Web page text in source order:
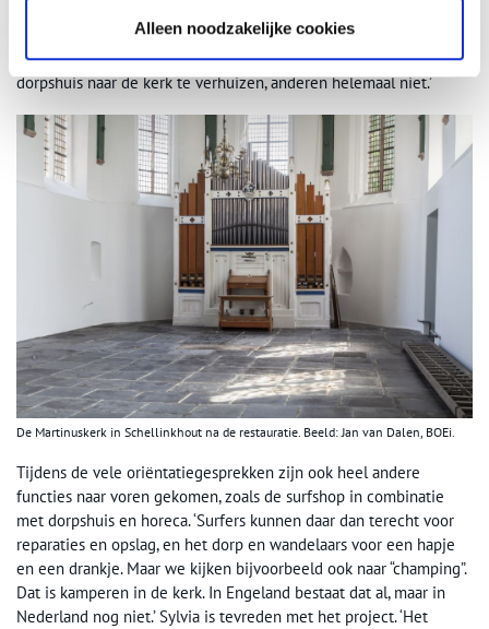
Alleen noodzakelijke cookies
je wilt het iedereen naar de zin maken en niet iedereen wil
hetzelfde. Sommige mensen zien het wel zitten om het
dorpshuis naar de kerk te verhuizen, anderen helemaal niet.’
De Martinuskerk in Schellinkhout na de restauratie. Beeld: Jan van Dalen, BOEi.
Tijdens de vele oriëntatiegesprekken zijn ook heel andere
functies naar voren gekomen, zoals de surfshop in combinatie
met dorpshuis en horeca. ‘Surfers kunnen daar dan terecht voor
reparaties en opslag, en het dorp en wandelaars voor een hapje
en een drankje. Maar we kijken bijvoorbeeld ook naar “champing”.
Dat is kamperen in de kerk. In Engeland bestaat dat al, maar in
Nederland nog niet.’ Sylvia is tevreden met het project. ‘Het